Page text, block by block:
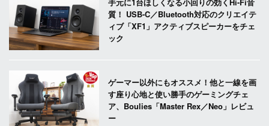
質！ USB-C／Bluetooth対応のクリエイテ
ィブ「XF1」アクティブスピーカーをチェ
ック
ゲーマー以外にもオススメ！他と一線を画
す座り心地と使い勝手のゲーミングチェ
ア、Boulies「Master Rex／Neo」レビュ
ー